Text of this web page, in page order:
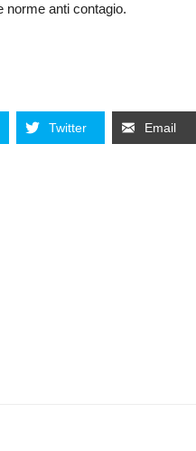
norme anti contagio.
Twitter Email